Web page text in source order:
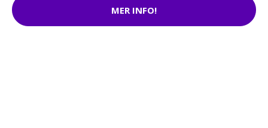
MER INFO!